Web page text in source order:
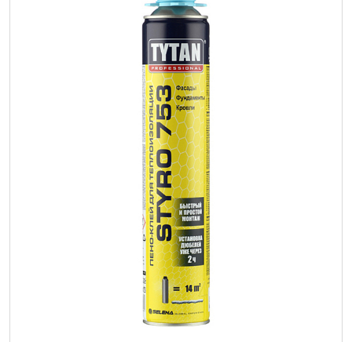
Изоляционные материалы
Кровельные материалы
Интерьер и отделка
Лакокрасочные материалы
Клеи, жидкие гвозди